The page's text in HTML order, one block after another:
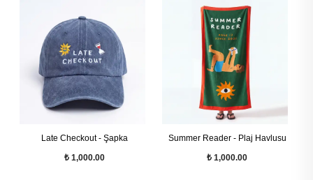
Late Checkout - Şapka
₺ 1,000.00
Summer Reader - Plaj Havlusu
₺ 1,000.00